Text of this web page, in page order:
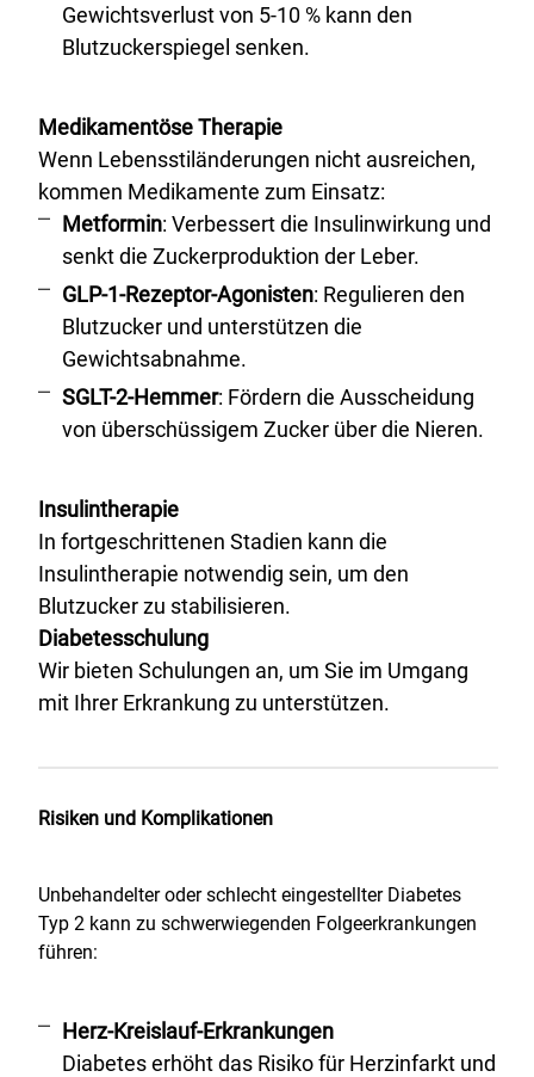
Gewichtsverlust von 5-10 % kann den
Blutzuckerspiegel senken.
Medikamentöse Therapie
Wenn Lebensstiländerungen nicht ausreichen,
kommen Medikamente zum Einsatz:
Metformin: Verbessert die Insulinwirkung und
senkt die Zuckerproduktion der Leber.
GLP-1-Rezeptor-Agonisten: Regulieren den
Blutzucker und unterstützen die
Gewichtsabnahme.
SGLT-2-Hemmer: Fördern die Ausscheidung
von überschüssigem Zucker über die Nieren.
Insulintherapie
In fortgeschrittenen Stadien kann die
Insulintherapie notwendig sein, um den
Blutzucker zu stabilisieren.
Diabetesschulung
Wir bieten Schulungen an, um Sie im Umgang
mit Ihrer Erkrankung zu unterstützen.
Risiken und Komplikationen
Unbehandelter oder schlecht eingestellter Diabetes
Typ 2 kann zu schwerwiegenden Folgeerkrankungen
führen:
Herz-Kreislauf-Erkrankungen
Diabetes erhöht das Risiko für Herzinfarkt und